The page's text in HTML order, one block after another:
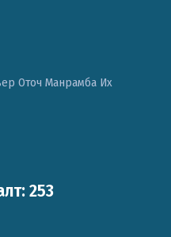
Оточ Манрамба Их
253